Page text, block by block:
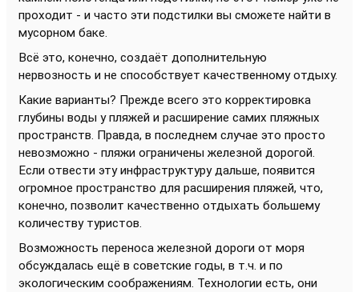
проходит - и часто эти подстилки вы сможете найти в
мусорном баке.
Всё это, конечно, создаёт дополнительную
нервозность и не способствует качественному отдыху.
Какие варианты? Прежде всего это корректировка
глубины воды у пляжей и расширение самих пляжных
пространств. Правда, в последнем случае это просто
невозможно - пляжи ограничены железной дорогой.
Если отвести эту инфраструктуру дальше, появится
огромное пространство для расширения пляжей, что,
конечно, позволит качественно отдыхать большему
количеству туристов.
Возможность переноса железной дороги от моря
обсуждалась ещё в советские годы, в т.ч. и по
экологическим соображениям. Технологии есть, они